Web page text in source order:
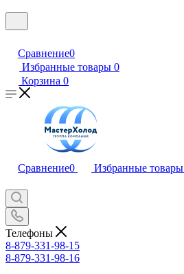
Сравнение0
Избранные товары 0
Корзина 0
Сравнение0 Избранные товары
Телефоны
8-879-331-98-15
8-879-331-98-16